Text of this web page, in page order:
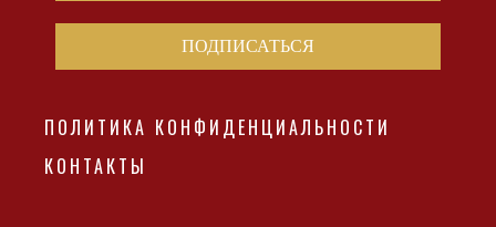
ПОЛИТИКА КОНФИДЕНЦИАЛЬНОСТИ
КОНТАКТЫ